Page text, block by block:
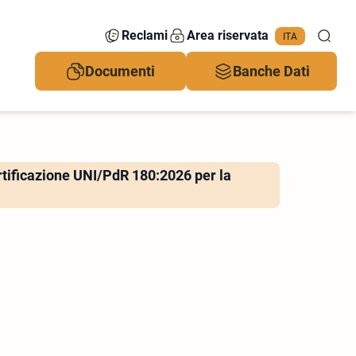
Reclami Area riservata ITA
Documenti Banche Dati
UNI/PdR 180:2026 per la